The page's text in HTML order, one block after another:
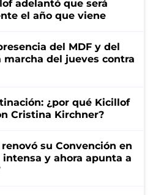
adelantó que será
el año que viene
del MDF y del
marcha del jueves contra
¿por qué Kicillof
Cristina Kirchner?
su Convención en
y ahora apunta a